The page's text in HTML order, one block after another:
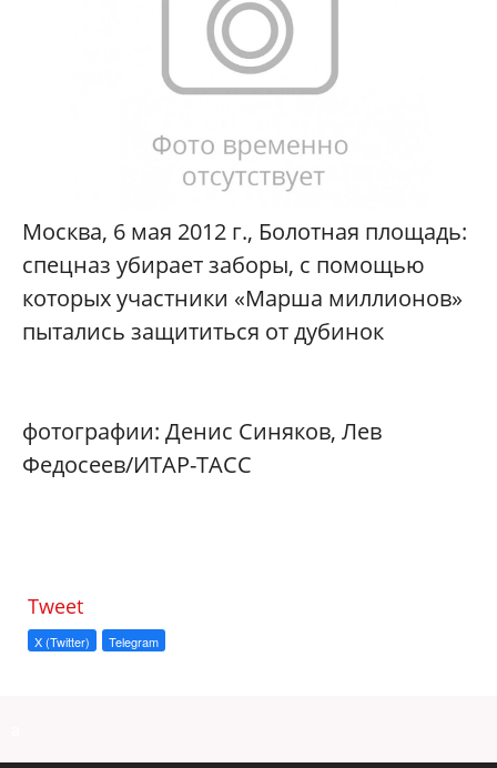
Москва, 6 мая 2012 г., Болотная площадь:
спецназ убирает заборы, с помощью
которых участники «Марша миллионов»
пытались защититься от дубинок
фотографии: Денис Синяков, Лев
Федосеев/ИТАР-ТАСС
Tweet
X (Twitter) Telegram